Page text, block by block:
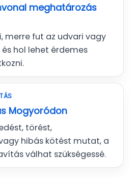
meghatározás
merre fut az udvari vagy
és hol lehet érdemes
Mogyoródon
törést,
hibás kötést mutat, a
válhat szükségessé.